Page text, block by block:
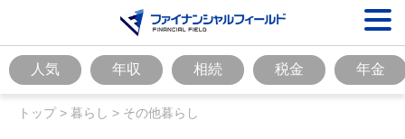
人気 年収 相続 税金 年金
トップ> 暮らし > その他暮らし